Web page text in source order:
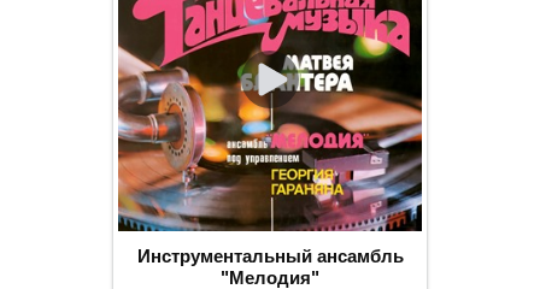
Инструментальный ансамбль
"Мелодия"